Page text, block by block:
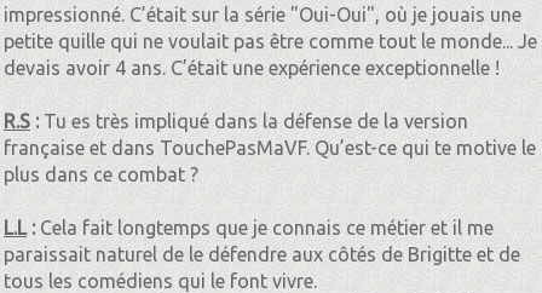
impressionné. C’était sur la série "Oui-Oui", où je jouais une
petite quille qui ne voulait pas être comme tout le monde... Je
devais avoir 4 ans. C’était une expérience exceptionnelle !
R.S:Tu es très impliqué dans la défense de la version
française et dans TouchePasMaVF. Qu’est-ce qui te motive le
plus dans ce combat ?
L.L:Cela fait longtemps que je connais ce métier et il me
paraissait naturel de le défendre aux côtés de Brigitte et de
tous les comédiens qui le font vivre.